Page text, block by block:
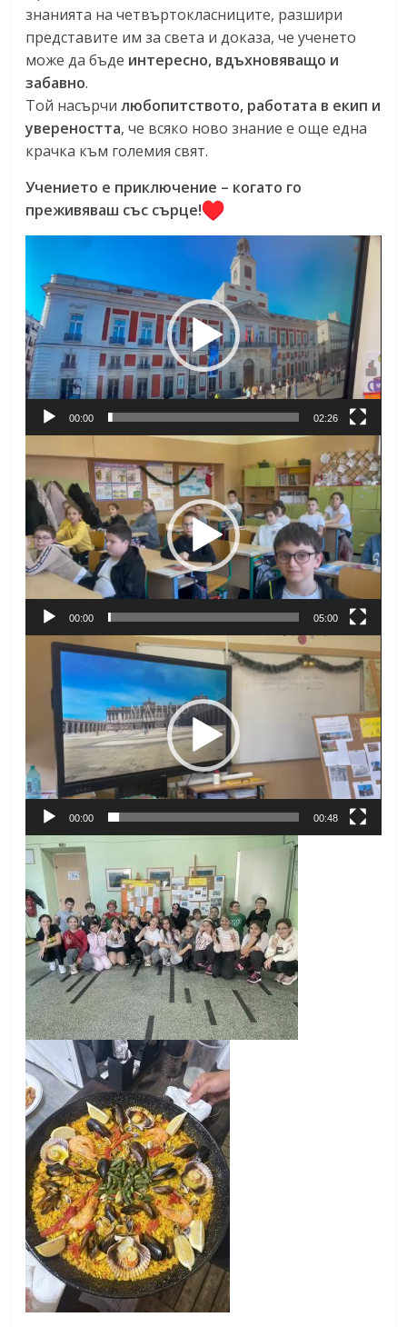
знанията на четвъртокласниците, разшири
представите им за света и доказа, че ученето
може да бъде интересно, вдъхновяващо и
забавно.
Той насърчилюбопитството, работата в екип и
увереността, че всяко ново знание е още една
крачка към големия свят.
Учението е приключение – когато го
преживяваш със сърце!
00:00 02:26
00:00 05:00
Видео
00:00 00:48